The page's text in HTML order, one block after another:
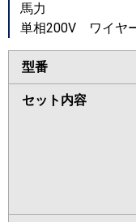
馬力
単相200V ワイヤ
型番
セット内容